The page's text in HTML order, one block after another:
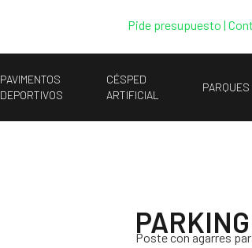
Pide presupuesto |
PAVIMENTOS
DEPORTIVOS
CÉSPED
ARTIFICIAL
PARQUES
Poste con agarres